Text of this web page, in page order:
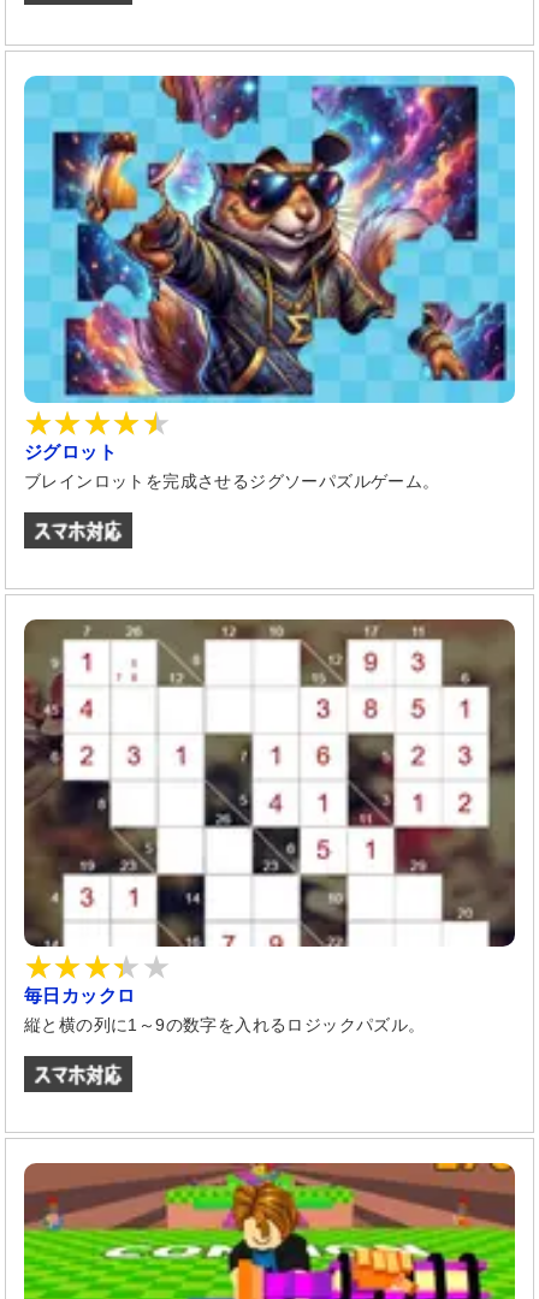
ジグロット
ブレインロットを完成させるジグソーパズルゲーム。
毎日カックロ
縦と横の列に1～9の数字を入れるロジックパズル。